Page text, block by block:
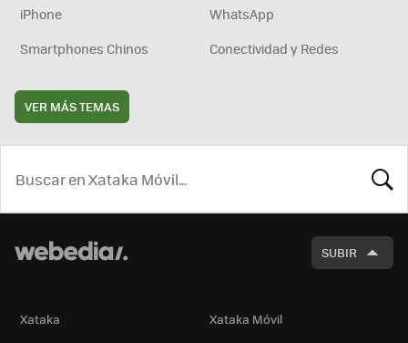
iPhone
WhatsApp
Smartphones Chinos
Conectividad y Redes
VER MÁS TEMAS
SUBIR
Xataka
Xataka Móvil